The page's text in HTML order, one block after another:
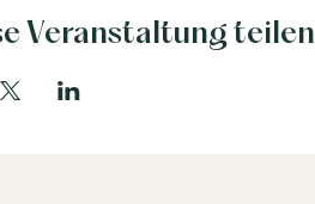
Veranstaltung teilen